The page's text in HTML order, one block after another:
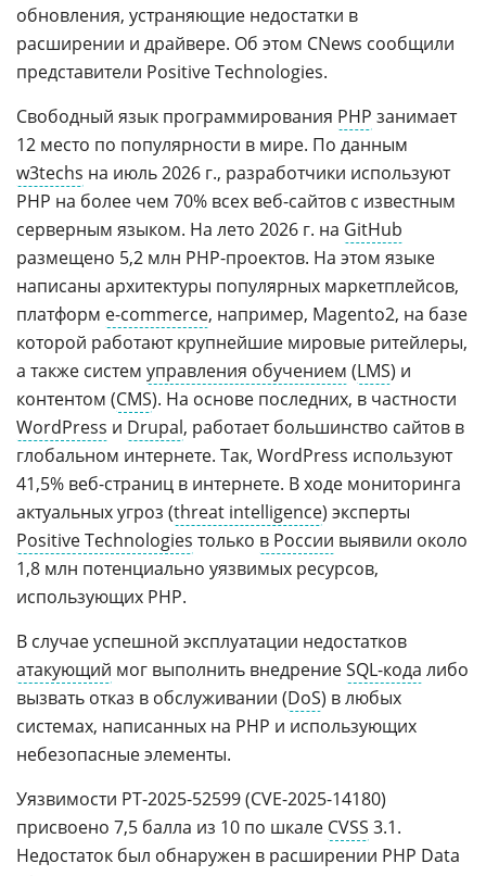
обновления, устраняющие недостатки в
расширении и драйвере. Об этом CNews сообщили
представители Positive Technologies.
Свободный язык программирования PHP занимает
12 место по популярности в мире. По данным
w3techs на июль 2026 г., разработчики используют
PHP на более чем 70% всех веб-сайтов с известным
серверным языком. На лето 2026 г. на GitHub
размещено 5,2 млн PHP-проектов. На этом языке
написаны архитектуры популярных маркетплейсов,
платформ e-сommerce, например, Magento2, на базе
которой работают крупнейшие мировые ритейлеры,
а также систем управления обучением (LMS) и
контентом (CMS). На основе последних, в частности
WordPress и Drupal, работает большинство сайтов в
глобальном интернете. Так, WordPress используют
41,5% веб-страниц в интернете. В ходе мониторинга
актуальных угроз (threat intelligence) эксперты
Positive Technologies только в России выявили около
1,8 млн потенциально уязвимых ресурсов,
использующих PHP.
В случае успешной эксплуатации недостатков
атакующий мог выполнить внедрениеSQL-кода либо
вызвать отказ в обслуживании (DoS) в любых
системах, написанных на PHP и использующих
небезопасные элементы.
Уязвимости PT-2025-52599 (CVE-2025-14180)
присвоено 7,5 балла из 10 по шкале CVSS 3.1.
Недостаток был обнаружен в расширении PHP Data